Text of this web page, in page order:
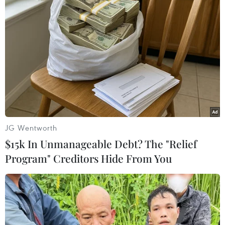
#Hiện vật
#Kinh Koran #Hồi giáo
#Trưng bày
#Tôn giáo
#Du khách #Chạm khắc Canada
JG Wentworth
$15k In Unmanageable Debt? The "Relief
Program" Creditors Hide From You